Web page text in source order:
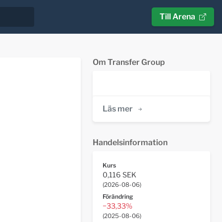
Till Arena
Om Transfer Group
Läs mer
Handelsinformation
Kurs
0,116 SEK
(2026-08-06)
Förändring
−33,33%
(2025-08-06)